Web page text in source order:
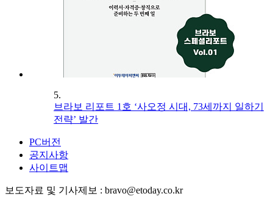
5.
브라보 리포트 1호 ‘사오정 시대, 73세까지 일하기
전략’ 발간
PC버전
공지사항
사이트맵
보도자료 및 기사제보 : bravo@etoday.co.kr